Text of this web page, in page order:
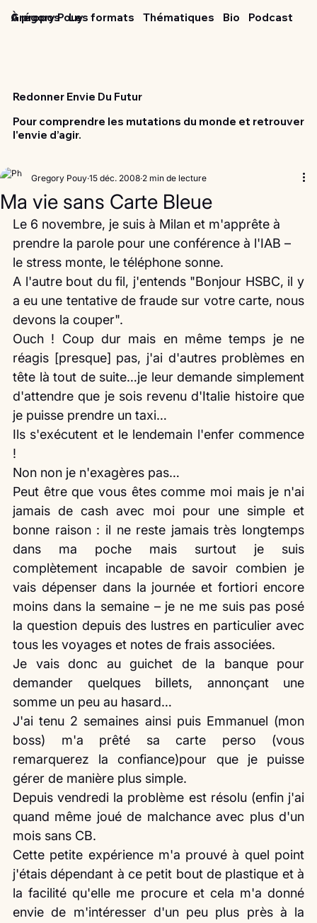
Grégory Pouy
À propos Les formats Thématiques Podcast
Bio
Redonner Envie Du Futur
Pour comprendre les mutations du monde et retrouver
l'envie d’agir.
Ma vie sans Carte Bleue
Gregory Pouy 15 déc. 2008 2 min de lecture
Le 6 novembre, je suis à Milan et m'apprête à
prendre la parole pour une conférence à l'IAB –
le stress monte, le téléphone sonne.
A l'autre bout du fil, j'entends "Bonjour HSBC, il y
a eu une tentative de fraude sur votre carte, nous
devons la couper".
Ouch ! Coup dur mais en même temps je ne
réagis [presque] pas, j'ai d'autres problèmes en
tête là tout de suite…je leur demande simplement
d'attendre que je sois revenu d'Italie histoire que
je puisse prendre un taxi…
Ils s'exécutent et le lendemain l'enfer commence
!
Non non je n'exagères pas…
Peut être que vous êtes comme moi mais je n'ai
jamais de cash avec moi pour une simple et
bonne raison : il ne reste jamais très longtemps
dans ma poche mais surtout je suis
complètement incapable de savoir combien je
vais dépenser dans la journée et fortiori encore
moins dans la semaine – je ne me suis pas posé
la question depuis des lustres en particulier avec
tous les voyages et notes de frais associées.
Je vais donc au guichet de la banque pour
demander quelques billets, annonçant une
somme un peu au hasard…
J'ai tenu 2 semaines ainsi puis Emmanuel (mon
boss) m'a prêté sa carte perso (vous
remarquerez la confiance)pour que je puisse
gérer de manière plus simple.
Depuis vendredi la problème est résolu (enfin j'ai
quand même joué de malchance avec plus d'un
mois sans CB.
Cette petite expérience m'a prouvé à quel point
j'étais dépendant à ce petit bout de plastique et à
la facilité qu'elle me procure et cela m'a donné
envie de m'intéresser d'un peu plus près à la